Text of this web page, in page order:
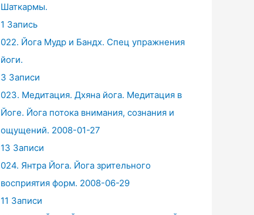
Шаткармы.
1 Запись
022. Йога Мудр и Бандх. Спец упражнения
йоги.
3 Записи
023. Медитация. Дхяна йога. Медитация в
Йоге. Йога потока внимания, сознания и
ощущений. 2008-01-27
13 Записи
024. Янтра Йога. Йога зрительного
восприятия форм. 2008-06-29
11 Записи